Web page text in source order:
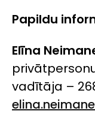
Papildu
Elīna
vadītāja –